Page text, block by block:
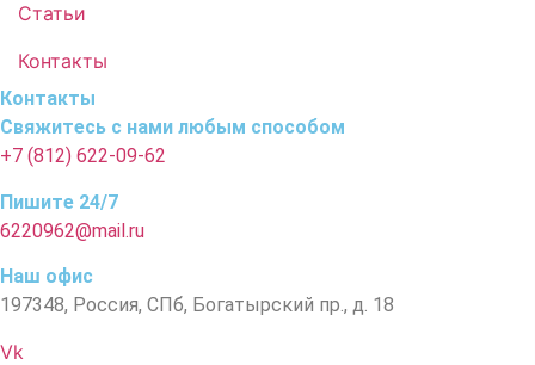
Статьи
Контакты
Контакты
Свяжитесь с нами любым способом
+7 (812) 622-09-62
Пишите 24/7
6220962@mail.ru
Наш офис
197348, Россия, СПб, Богатырский пр., д. 18
Vk